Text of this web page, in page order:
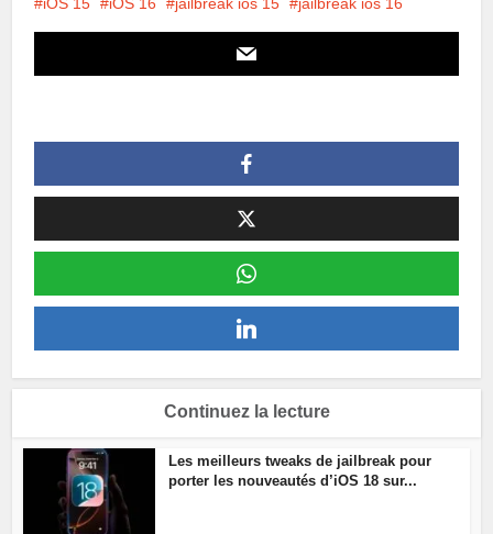
iOS 15 iOS 16 jailbreak ios 15 jailbreak ios 16
Continuez la lecture
Les meilleurs tweaks de jailbreak pour
porter les nouveautés d’iOS 18 sur...